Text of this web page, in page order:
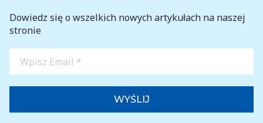
Dowiedz się o wszelkich nowych artykułach na naszej
stronie
Email